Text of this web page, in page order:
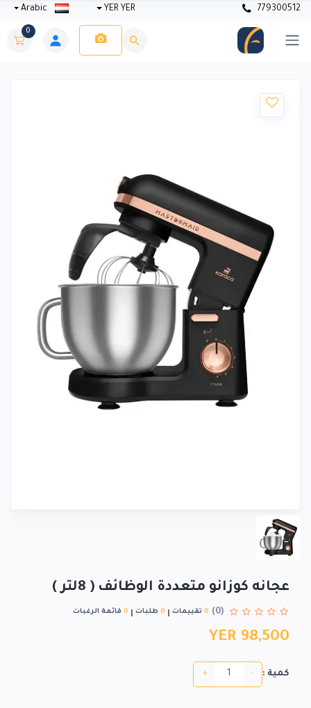
779300512
YER YER
0
عجانه كوزانو متعددة الوظائف ( 8لتر )
(0)
0 تقييمات 0 طلبات 0 قائمة الرغبات
YER 98,500
كمية : -
+